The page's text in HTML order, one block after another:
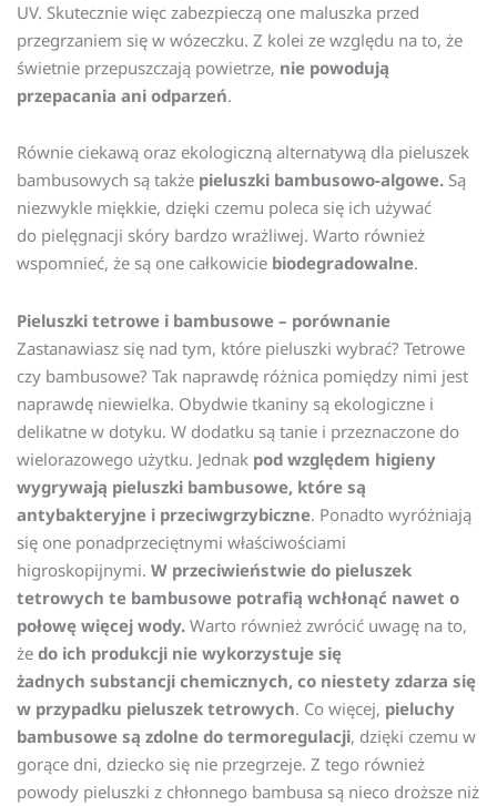
UV. Skutecznie więc zabezpieczą one maluszka przed
przegrzaniem się w wózeczku. Z kolei ze względu na to, że
świetnie przepuszczają powietrze, nie powodują
przepacania ani odparzeń.
Równie ciekawą oraz ekologiczną alternatywą dla pieluszek
bambusowych są także pieluszki bambusowo-algowe. Są
niezwykle miękkie, dzięki czemu poleca się ich używać
do pielęgnacji skóry bardzo wrażliwej. Warto również
wspomnieć, że są one całkowicie biodegradowalne.
Pieluszki tetrowe i bambusowe – porównanie
Zastanawiasz się nad tym, które pieluszki wybrać? Tetrowe
czy bambusowe? Tak naprawdę różnica pomiędzy nimi jest
naprawdę niewielka. Obydwie tkaniny są ekologiczne i
delikatne w dotyku. W dodatku są tanie i przeznaczone do
wielorazowego użytku. Jednak pod względem higieny
wygrywają pieluszki bambusowe, które są
antybakteryjne i przeciwgrzybiczne. Ponadto wyróżniają
się one ponadprzeciętnymi właściwościami
higroskopijnymi. W przeciwieństwie do pieluszek
tetrowych te bambusowe potrafią wchłonąć nawet o
połowę więcej wody. Warto również zwrócić uwagę na to,
że do ich produkcji nie wykorzystuje się
żadnych substancji chemicznych, co niestety zdarza się
w przypadku pieluszek tetrowych. Co więcej, pieluchy
bambusowe są zdolne do termoregulacji, dzięki czemu w
gorące dni, dziecko się nie przegrzeje. Z tego również
powody pieluszki z chłonnego bambusa są nieco droższe niż